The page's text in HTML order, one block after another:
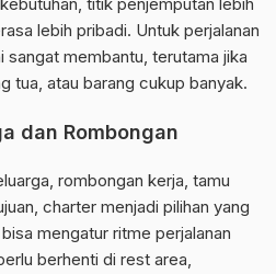
titik penjemputan lebih
lebih pribadi. Untuk perjalanan
sangat membantu, terutama jika
tua, atau barang cukup banyak.
dan Rombongan
rombongan kerja, tamu
charter menjadi pilihan yang
mengatur ritme perjalanan
berhenti di rest area,